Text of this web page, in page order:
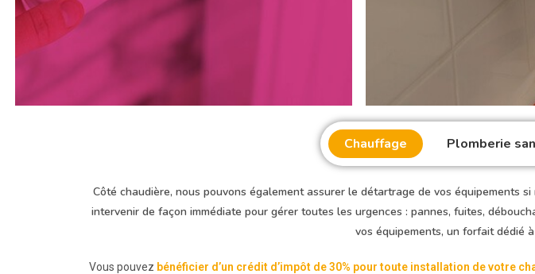
Chauffage Plomberie
Côté chaudière, nous pouvons également assurer le détartrage de vos équipements
intervenir de façon immédiate pour gérer toutes les urgences : pannes, fuites,
vos équipements, un forfait dédié
Vous pouvez bénéficier d’un crédit d’impôt de 30% pour toute installation de votre